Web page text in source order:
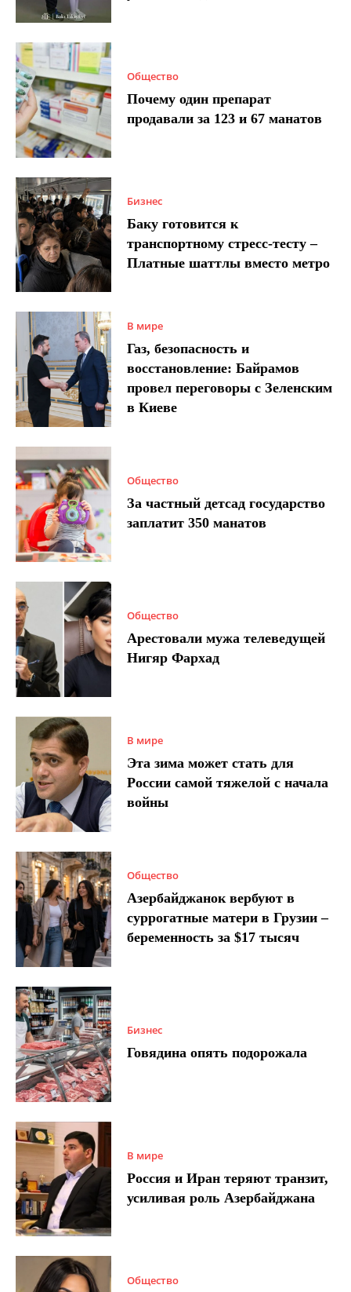
Общество
Почему один препарат
продавали за 123 и 67 манатов
Бизнес
Баку готовится к
транспортному стресс-тесту –
Платные шаттлы вместо метро
В мире
Газ, безопасность и
восстановление: Байрамов
провел переговоры с Зеленским
в Киеве
Общество
За частный детсад государство
заплатит 350 манатов
Общество
Арестовали мужа телеведущей
Нигяр Фархад
В мире
Эта зима может стать для
России самой тяжелой с начала
войны
Общество
Азербайджанок вербуют в
суррогатные матери в Грузии –
беременность за $17 тысяч
Бизнес
Говядина опять подорожала
В мире
Россия и Иран теряют транзит,
усиливая роль Азербайджана
Общество